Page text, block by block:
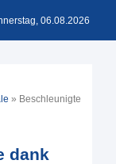
06.08.2026
» Beschleunigte
dank